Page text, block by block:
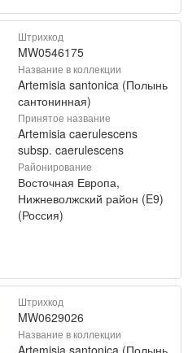
Штрихкод
MW0546175
Название в коллекции
Artemisia santonica (Полынь
сантонинная)
Принятое название
Artemisia caerulescens
subsp. caerulescens
Районирование
Восточная Европа,
Нижневолжский район (E9)
(Россия)
Штрихкод
MW0629026
Название в коллекции
Artemisia santonica (Полынь